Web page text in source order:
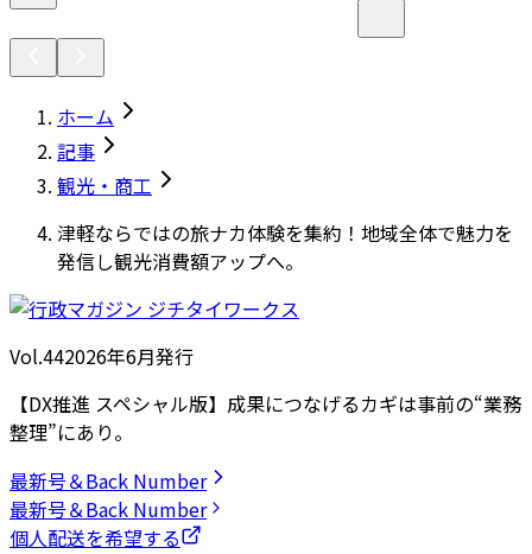
ホーム
記事
観光・商工
津軽ならではの旅ナカ体験を集約！地域全体で魅力を
発信し観光消費額アップへ。
Vol.442026年6月発行
【DX推進 スペシャル版】成果につなげるカギは事前の“業務
整理”にあり。
最新号＆Back Number
最新号＆Back Number
個人配送を希望する